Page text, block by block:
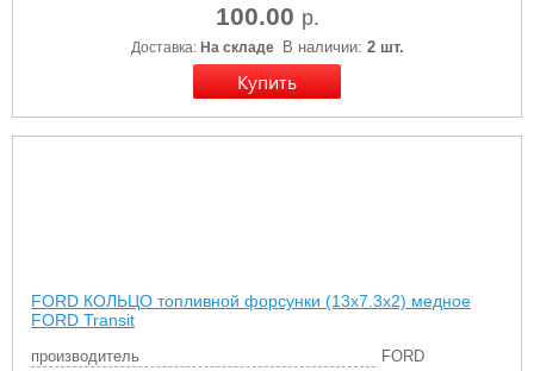
100.00 р.
Доставка: На складе В наличии: 2 шт.
FORD КОЛЬЦО топливной форсунки (13х7.3х2) медное
FORD Transit
производитель FORD